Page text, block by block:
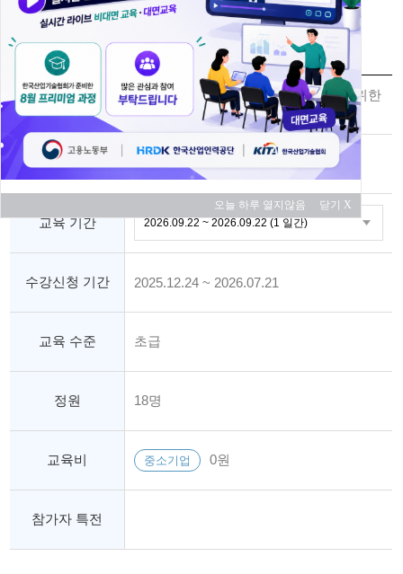
교육신청
과정명
생산관리 역량강화 및 효율성 증대를 위한
향상과정
교육 대상 중소기업
교육 기간
수강신청 기간 2025.12.24 ~ 2026.07.21
교육 수준 초급
정원 18명
교육비 중소기업 0원
참가자 특전
오늘 하루 열지않음 닫기 X